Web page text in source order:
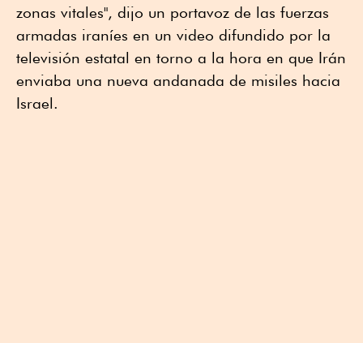
zonas vitales", dijo un portavoz de las fuerzas
armadas iraníes en un video difundido por la
televisión estatal en torno a la hora en que Irán
enviaba una nueva andanada de misiles hacia
Israel.